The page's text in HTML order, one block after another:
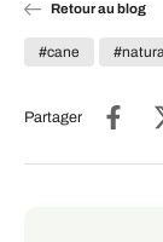
Retour au blog
#cane
Partager